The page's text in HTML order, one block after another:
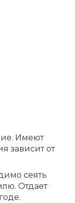
Имеют
зависит от
сеять
Отдает